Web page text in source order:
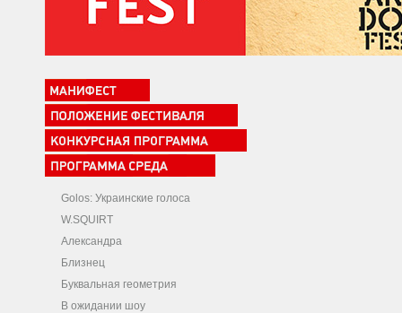
Golos: Украинские голоса
W.SQUIRT
Александра
Близнец
Буквальная геометрия
В ожидании шоу